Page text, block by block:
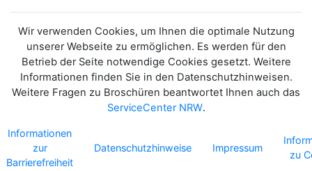
Wir verwenden Cookies, um Ihnen die optimale Nutzung
unserer Webseite zu ermöglichen. Es werden für den
Betrieb der Seite notwendige Cookies gesetzt. Weitere
Informationen finden Sie in den Datenschutzhinweisen.
Weitere Fragen zu Broschüren beantwortet Ihnen auch das
ServiceCenter NRW.
Informationen
zur
Barrierefreiheit
Datenschutzhinweise Impressum
zu